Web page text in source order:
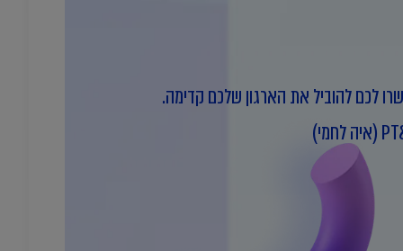
לכם להוביל את הארגון שלכם קדימה.